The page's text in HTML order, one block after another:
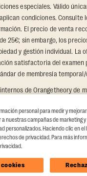
especiales. Válido
condiciones. Consulte
El precio de venta
25€; sin embargo, los
y gestión individual. La
satisfactoria del examen
de membresía
de Orangetheory de
se midió la pérdida
muscular sin grasa.
et al., 2021: “Physiologic
Intensity Functional Training
Online, 24(2), 79–91.
personal para medir y
a nuestras campañas de marketing
personalizados. Haciendo clic en
de privacidad. Para más